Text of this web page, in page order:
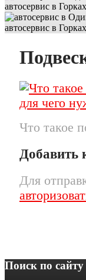
Что такое
Добавить
Для
Поиск по сайту